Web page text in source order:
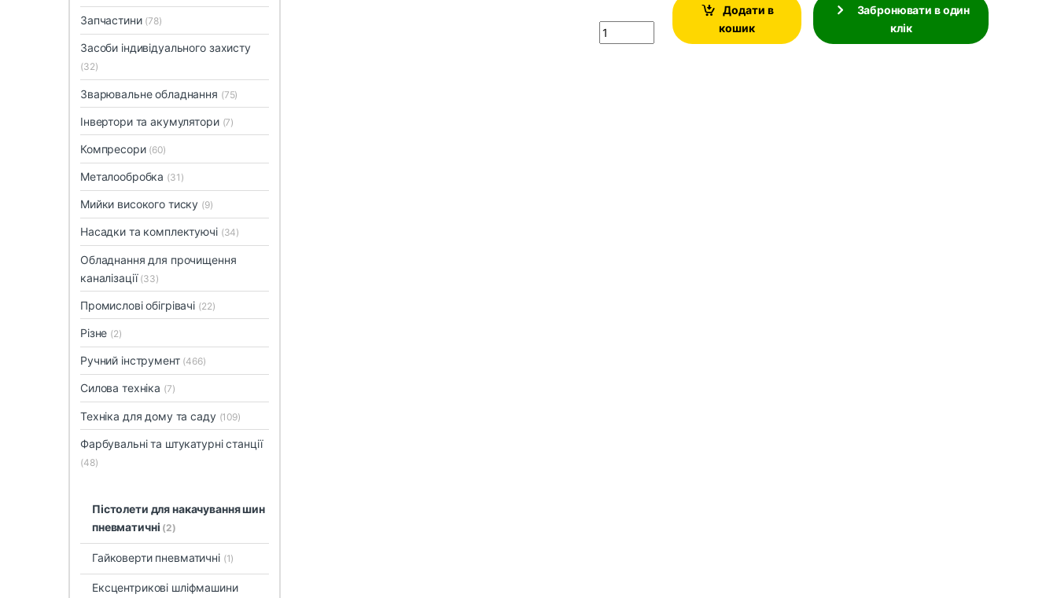
Quantity
Додати в
кошик
Забронювати в один
клік
Запчастини (78)
Засоби індивідуального захисту
(32)
Зварювальне обладнання (75)
Інвертори та акумулятори (7)
Компресори (60)
Металообробка (31)
Мийки високого тиску (9)
Насадки та комплектуючі (34)
Обладнання для прочищення
каналізації (33)
Промислові обігрівачі (22)
Різне (2)
Ручний інструмент (466)
Силова техніка (7)
Техніка для дому та саду (109)
Фарбувальні та штукатурні станції
(48)
Пістолети для накачування шин
пневматичні (2)
Гайковерти пневматичні (1)
Ексцентрикові шліфмашини